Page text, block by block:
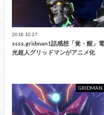
2018.10.27
ssss.gridman1話感想「覚・醒」電
光超人グリッドマンがアニメ化
GRIDMAN